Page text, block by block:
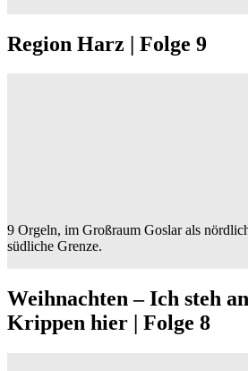
Region Harz | Folge 9
9 Orgeln, im Großraum Goslar als
südliche Grenze.
Weihnachten – Ich steh
Krippen hier | Folge 8